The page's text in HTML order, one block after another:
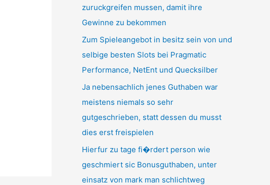
p
o
r
zuruckgreifen mussen, damit ihre
Gewinne zu bekommen
Zum Spieleangebot in besitz sein von und
selbige besten Slots bei Pragmatic
Performance, NetEnt und Quecksilber
Ja nebensachlich jenes Guthaben war
meistens niemals so sehr
gutgeschrieben, statt dessen du musst
dies erst freispielen
Hierfur zu tage fi�rdert person wie
geschmiert sic Bonusguthaben, unter
einsatz von mark man schlichtweg